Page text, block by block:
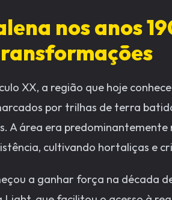
nos anos
XX, a região que hoje
por trilhas de terra
A área era
cultivando hortaliças e
a ganhar força na década